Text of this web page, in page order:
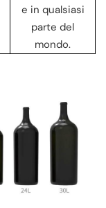
e in qualsiasi
parte del
mondo.